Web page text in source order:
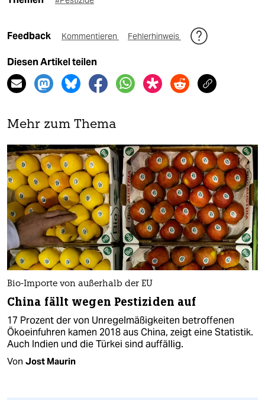
Feedback Kommentieren Fehlerhinweis
Diesen Artikel teilen
Mehr zum Thema
Bio-Importe von außerhalb der EU
China fällt wegen Pestiziden auf
17 Prozent der von Unregelmäßigkeiten betroffenen
Ökoeinfuhren kamen 2018 aus China, zeigt eine Statistik.
Auch Indien und die Türkei sind auffällig.
Von Jost Maurin